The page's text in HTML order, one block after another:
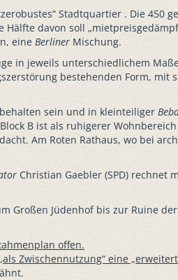
Stadtquartier . Die 450
davon soll
eine Berliner Mischung.
in jeweils unterschiedlichem
bestehenden Form, mit
sein und in kleinteiliger
B ist als ruhigerer
Am Roten Rathaus, wo bei
Christian Gaebler (SPD) rechnet
Großen Jüdenhof bis zur Ruine der
offen.
Zwischennutzung“ eine